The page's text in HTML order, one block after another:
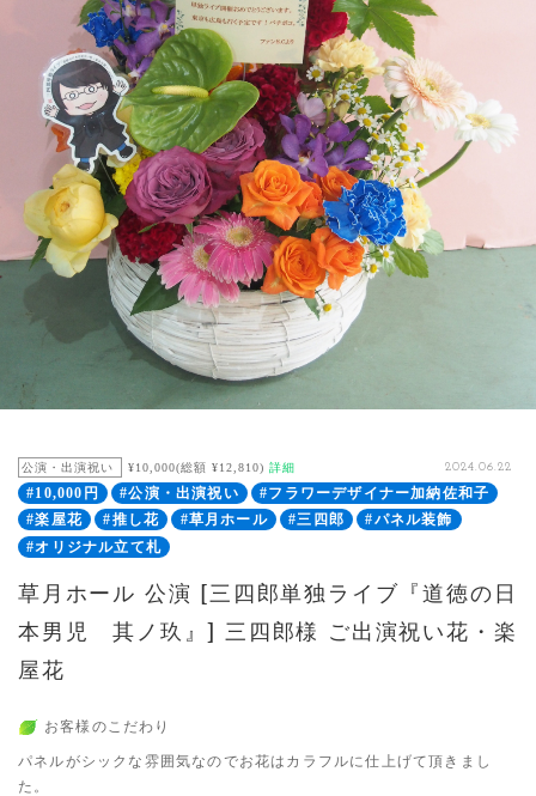
公演・出演祝い ¥10,000(総額 ¥12,810) 詳細 2024.06.22
#10,000円 #公演・出演祝い
#フラワーデザイナー加納佐和子
#楽屋花
#推し花 #草月ホール #三四郎
#パネル装飾
#オリジナル立て札
草月ホール 公演 [三四郎単独ライブ『道徳の日
本男児 其ノ玖』] 三四郎様 ご出演祝い花・楽
屋花
お客様のこだわり
パネルがシックな雰囲気なのでお花はカラフルに仕上げて頂きまし
た。